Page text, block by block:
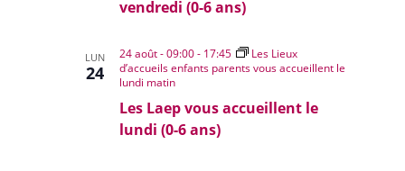
vendredi (0-6 ans)
LUN
24
Les Laep vous accueillent le
lundi (0-6 ans)
24 août - 09:00- 17:45
Les Lieux
d’accueils enfants parents vous accueillent le
lundi matin